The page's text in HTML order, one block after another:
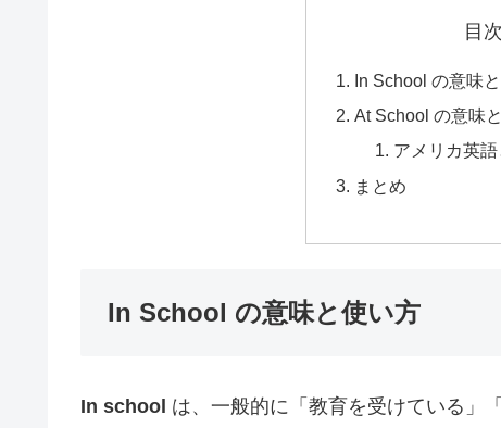
目次
In School の意味
At School の意味
アメリカ英
まとめ
In School の意味と使い方
In school は、一般的に「教育を受けている」